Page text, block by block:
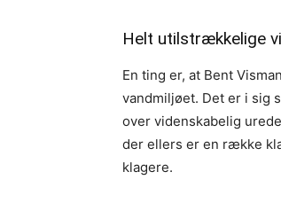
Helt utilstrækkelige
En ting er, at Bent
vandmiljøet. Det er i sig
over videnskabelig
der ellers er en række
klagere.